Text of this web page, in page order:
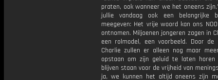
praten, ook wanneer we het oneens
jullie vandaag ook een belangrijke
meegeven: Het vrije woord kan ons
ontnomen. Miljoenen jongeren zagen in
een rolmodel, een voorbeeld. Door de
Charlie zullen er alleen nog maar
opstaan om zijn geluid te laten
blijven staan voor de vrijheid van
ja, we kunnen het altijd oneens zijn